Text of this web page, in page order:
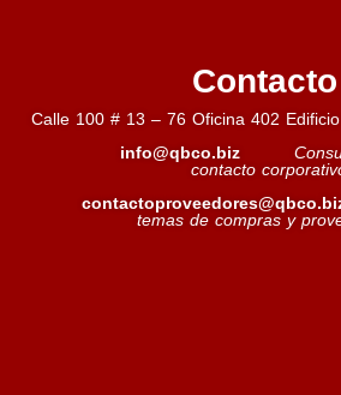
Contacto
Calle 100 # 13 – 76 Oficina 402
info@qbco.biz
contacto
temas de compras y